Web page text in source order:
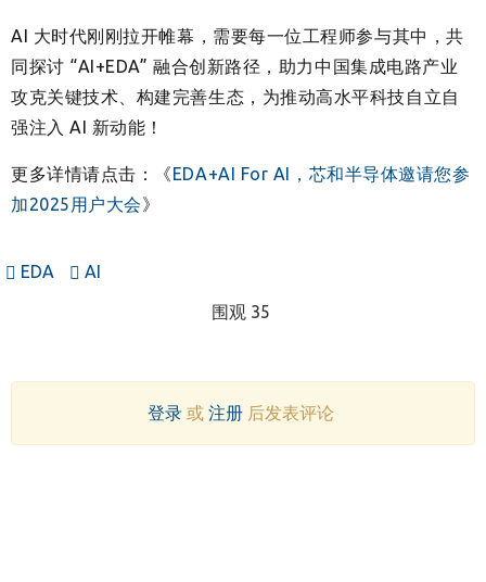
AI 大时代刚刚拉开帷幕，需要每一位工程师参与其中，共
同探讨 “AI+EDA” 融合创新路径，助力中国集成电路产业
攻克关键技术、构建完善生态，为推动高水平科技自立自
强注入 AI 新动能！
更多详情请点击：《EDA+AI For AI，芯和半导体邀请您参
加2025用户大会》
EDA AI
围观 35
登录或 注册后发表评论